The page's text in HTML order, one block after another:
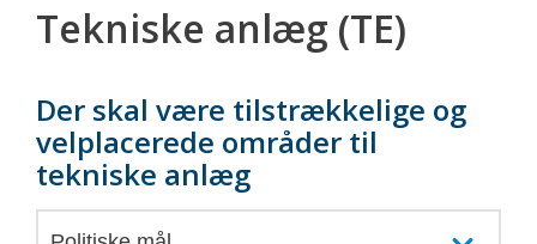
Tekniske anlæg (TE)
Der skal være tilstrækkelige og
velplacerede områder til
tekniske anlæg